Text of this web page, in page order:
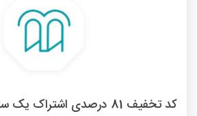
کد تخفیف 81 درصدی اشتراک یک ساله مکتب خونه